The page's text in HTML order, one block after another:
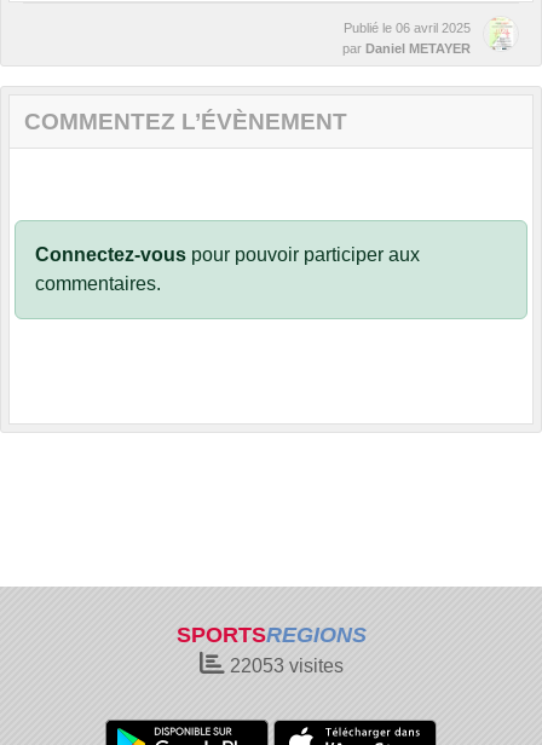
Publié le 06 avril 2025
par Daniel METAYER
COMMENTEZ L’ÉVÈNEMENT
Connectez-vous pour pouvoir participer aux
commentaires.
SPORTSREGIONS
22053visites